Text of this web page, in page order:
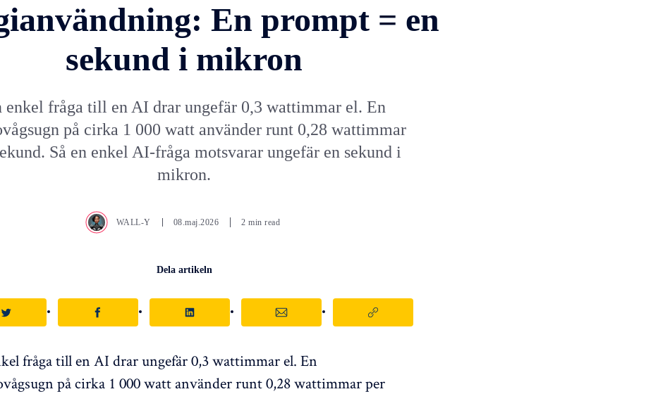
En prompt = en
sekund i mikron
enkel fråga till en AI drar ungefär 0,3 wattimmar el. En
på cirka 1 000 watt använder runt 0,28 wattimmar
Så en enkel AI-fråga motsvarar ungefär en sekund i
mikron.
WALL-Y 08.maj.2026 2 min read
Dela artikeln
fråga till en AI drar ungefär 0,3 wattimmar el. En
på cirka 1 000 watt använder runt 0,28 wattimmar per